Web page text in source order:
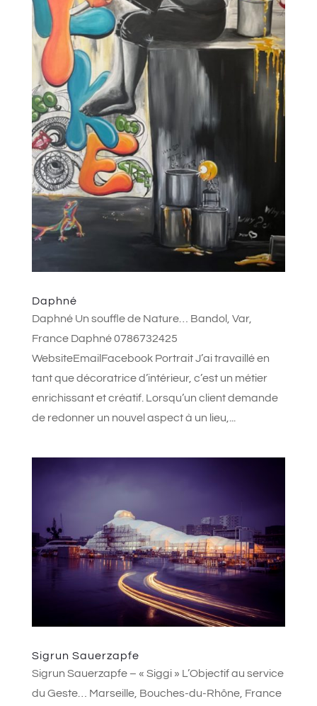
Daphné
Daphné Un souffle de Nature… Bandol, Var,
France Daphné 0786732425
WebsiteEmailFacebook Portrait J’ai travaillé en
tant que décoratrice d’intérieur, c’est un métier
enrichissant et créatif. Lorsqu’un client demande
de redonner un nouvel aspect à un lieu,...
Sigrun Sauerzapfe
Sigrun Sauerzapfe – « Siggi » L’Objectif au service
du Geste… Marseille, Bouches-du-Rhône, France